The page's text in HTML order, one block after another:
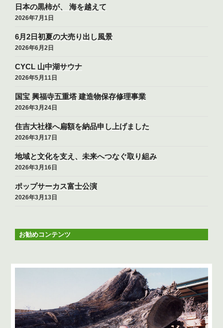
日本の黒柿が、 海を越えて
2026年7月1日
6月2日初夏の大売り出し風景
2026年6月2日
CYCL 山中湖サウナ
2026年5月11日
国宝 興福寺五重塔 建造物保存修理事業
2026年3月24日
住吉大社様へ扁額を納品申し上げました
2026年3月17日
地域と文化を支え、未来へつなぐ取り組み
2026年3月16日
ポップサーカス富士公演
2026年3月13日
お勧めコンテンツ